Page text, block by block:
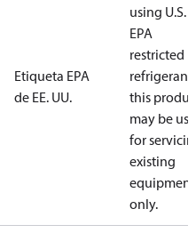
Etiqueta EPA
de EE. UU.
using U.S.
EPA
restricted
refrigerants,
this product
may be used
for servicing
existing
equipment
only.